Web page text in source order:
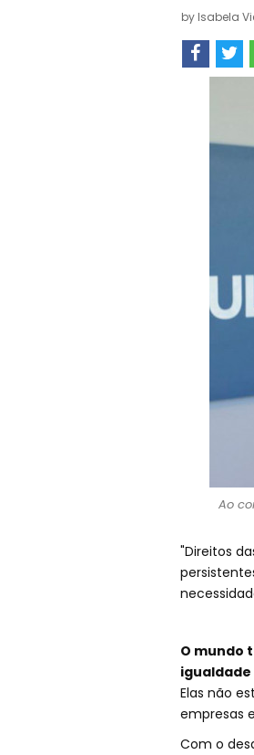
by Isabela
Ao
"Direitos
O mundo
Elas não
empresas
Com o